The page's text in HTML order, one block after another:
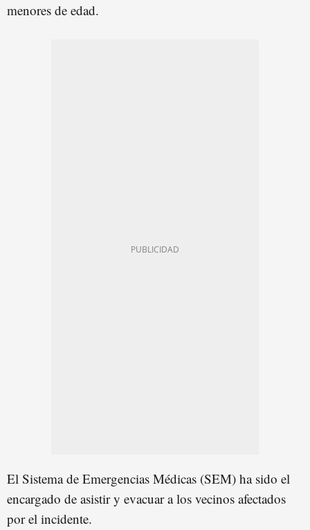
menores de edad.
El Sistema de Emergencias Médicas (SEM) ha sido el
encargado de asistir y evacuar a los vecinos afectados
por el incidente.